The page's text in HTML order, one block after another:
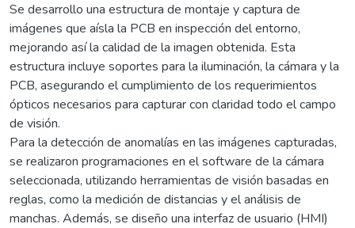
Se desarrollo una estructura de montaje y captura de
imágenes que aísla la PCB en inspección del entorno,
mejorando así la calidad de la imagen obtenida. Esta
estructura incluye soportes para la iluminación, la cámara y la
PCB, asegurando el cumplimiento de los requerimientos
ópticos necesarios para capturar con claridad todo el campo
de visión.
Para la detección de anomalías en las imágenes capturadas,
se realizaron programaciones en el software de la cámara
seleccionada, utilizando herramientas de visión basadas en
reglas, como la medición de distancias y el análisis de
manchas. Además, se diseño una interfaz de usuario (HMI)